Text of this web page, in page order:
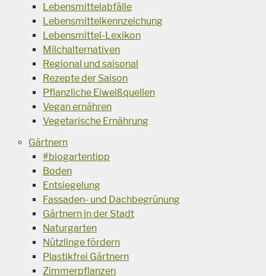
Lebensmittelabfälle
Lebensmittelkennzeichung
Lebensmittel-Lexikon
Milchalternativen
Regional und saisonal
Rezepte der Saison
Pflanzliche Eiweißquellen
Vegan ernähren
Vegetarische Ernährung
Gärtnern
#biogartentipp
Boden
Entsiegelung
Fassaden- und Dachbegrünung
Gärtnern in der Stadt
Naturgarten
Nützlinge fördern
Plastikfrei Gärtnern
Zimmerpflanzen